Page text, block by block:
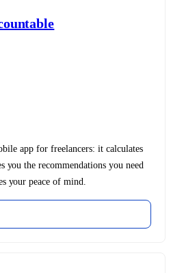
app for freelancers: it calculates
you the recommendations you need
your peace of mind.